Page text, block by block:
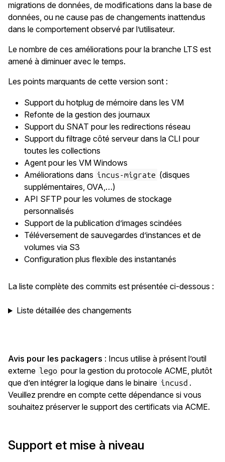
migrations de données, de modifications dans la base de
données, ou ne cause pas de changements inattendus
dans le comportement observé par l’utilisateur.
Le nombre de ces améliorations pour la branche LTS est
amené à diminuer avec le temps.
Les points marquants de cette version sont :
Support du hotplug de mémoire dans les VM
Refonte de la gestion des journaux
Support du SNAT pour les redirections réseau
Support du filtrage côté serveur dans la CLI pour
toutes les collections
Agent pour les VM Windows
Améliorations dans incus-migrate (disques
supplémentaires, OVA,…)
API SFTP pour les volumes de stockage
personnalisés
Support de la publication d’images scindées
Téléversement de sauvegardes d’instances et de
volumes via S3
Configuration plus flexible des instantanés
La liste complète des commits est présentée ci-dessous :
Liste détaillée des changements
Avis pour les packagers : Incus utilise à présent l’outil
externe lego pour la gestion du protocole ACME, plutôt
que d’en intégrer la logique dans le binaire incusd .
Veuillez prendre en compte cette dépendance si vous
souhaitez préserver le support des certificats via ACME.
Support et mise à niveau